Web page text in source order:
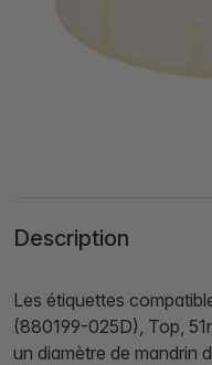
Description
Les étiquettes
(880199-025D), Top,
un diamètre de mandrin